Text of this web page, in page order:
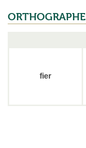
ORTHOGRAPHE
fier